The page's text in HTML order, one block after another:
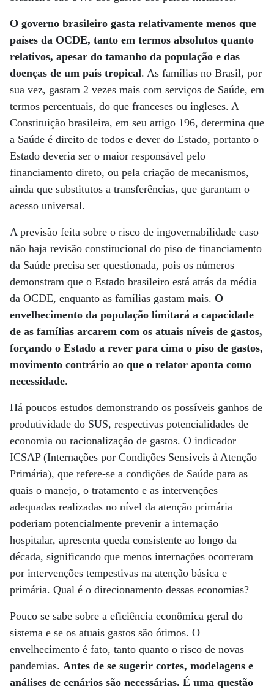
O governo brasileiro gasta relativamente menos que
países da OCDE, tanto em termos absolutos quanto
relativos, apesar do tamanho da população e das
doenças de um país tropical. As famílias no Brasil, por
sua vez, gastam 2 vezes mais com serviços de Saúde, em
termos percentuais, do que franceses ou ingleses. A
Constituição brasileira, em seu artigo 196, determina que
a Saúde é direito de todos e dever do Estado, portanto o
Estado deveria ser o maior responsável pelo
financiamento direto, ou pela criação de mecanismos,
ainda que substitutos a transferências, que garantam o
acesso universal.
A previsão feita sobre o risco de ingovernabilidade caso
não haja revisão constitucional do piso de financiamento
da Saúde precisa ser questionada, pois os números
demonstram que o Estado brasileiro está atrás da média
da OCDE, enquanto as famílias gastam mais. O
envelhecimento da população limitará a capacidade
de as famílias arcarem com os atuais níveis de gastos,
forçando o Estado a rever para cima o piso de gastos,
movimento contrário ao que o relator aponta como
necessidade.
Há poucos estudos demonstrando os possíveis ganhos de
produtividade do SUS, respectivas potencialidades de
economia ou racionalização de gastos. O indicador
ICSAP (Internações por Condições Sensíveis à Atenção
Primária), que refere-se a condições de Saúde para as
quais o manejo, o tratamento e as intervenções
adequadas realizadas no nível da atenção primária
poderiam potencialmente prevenir a internação
hospitalar, apresenta queda consistente ao longo da
década, significando que menos internações ocorreram
por intervenções tempestivas na atenção básica e
primária. Qual é o direcionamento dessas economias?
Pouco se sabe sobre a eficiência econômica geral do
sistema e se os atuais gastos são ótimos. O
envelhecimento é fato, tanto quanto o risco de novas
pandemias. Antes de se sugerir cortes, modelagens e
análises de cenários são necessárias. É uma questão